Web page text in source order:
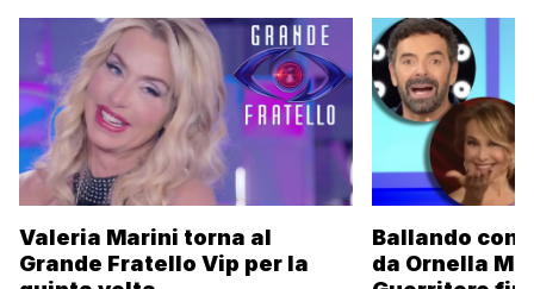
Valeria Marini torna al
Grande Fratello Vip per la
Ballando con
da Ornella